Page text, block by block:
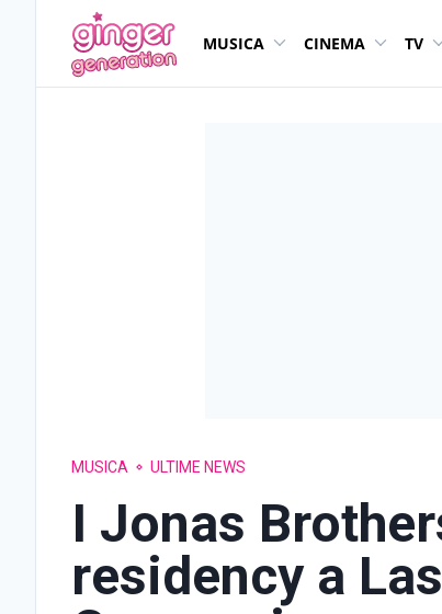
MUSICA CINEMA TV
MUSICA ULTIME NEWS
I Jonas
residency a